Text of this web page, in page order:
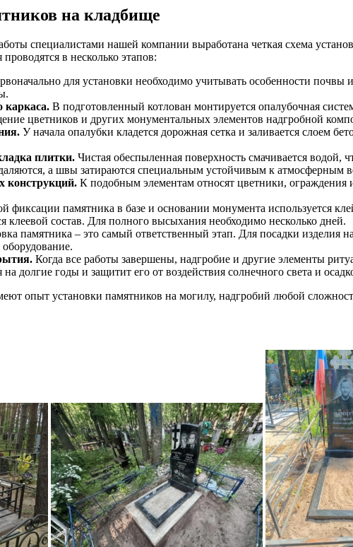
на кладбище
специалистами нашей компании выработана четкая схема
в несколько этапов:
для установки необходимо учитывать особенности
каркаса. В подготовленный котлован монтируется опалубочная
цветников и других монументальных элементов надгробной
У начала опалубки кладется дорожная сетка и заливается слоем
плитки. Чистая обеспыленная поверхность смачивается
а швы затираются специальным устойчивым к атмосферным
конструкций. К подобным элементам относят цветники,
фиксации памятника в базе и основании монумента используется
клеевой состав. Для полного высыхания необходимо несколько дней.
памятника – это самый ответственный этап. Для посадки изделия
Когда все работы завершены, надгробие и другие элементы
долгие годы и защитит его от воздействия солнечного света и
опыт установки памятников на могилу, надгробий любой